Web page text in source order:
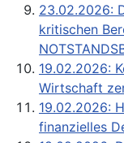
23.02.2026:
kritischen
19.02.2026:
Wirtschaft
19.02.2026:
finanzielles